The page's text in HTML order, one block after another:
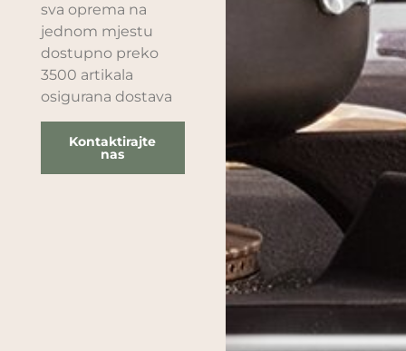
sva oprema na
jednom mjestu
dostupno preko
3500 artikala
osigurana dostava
Kontaktirajte
nas